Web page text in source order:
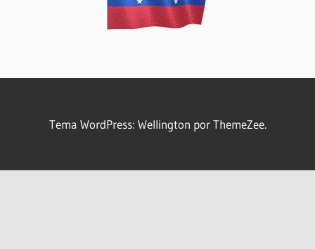
Tema WordPress: Wellington por ThemeZee.